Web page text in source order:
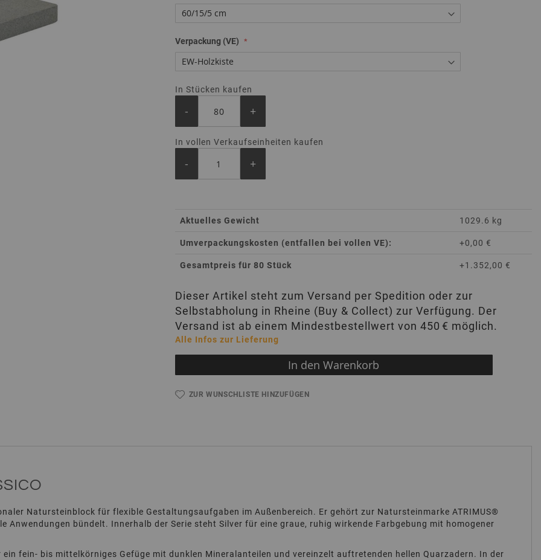
Verpackung (VE)
In Stücken kaufen
- +
In vollen Verkaufseinheiten kaufen
- +
Product
Aktuelles Gewicht 1029.6 kg
Umverpackungskosten (entfallen bei vollen VE): +0,00 €
Gesamtpreis für 80 Stück +1.352,00 €
Dieser Artikel steht zum Versand per Spedition oder zur
Selbstabholung in Rheine (Buy & Collect) zur Verfügung. Der
Versand ist ab einem Mindestbestellwert von 450 € möglich.
Alle Infos zur Lieferung
In den Warenkorb
ZUR WUNSCHLISTE HINZUFÜGEN
Natursteinblock für flexible Gestaltungsaufgaben im Außenbereich. Er gehört zur Natursteinmarke ATRIMUS®
Anwendungen bündelt. Innerhalb der Serie steht Silver für eine graue, ruhig wirkende Farbgebung mit homogener
ein fein- bis mittelkörniges Gefüge mit dunklen Mineralanteilen und vereinzelt auftretenden hellen Quarzadern. In der